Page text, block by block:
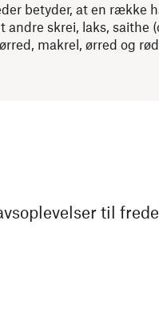
betyder, at en række
andre skrei, laks, saithe
makrel, ørred og
til